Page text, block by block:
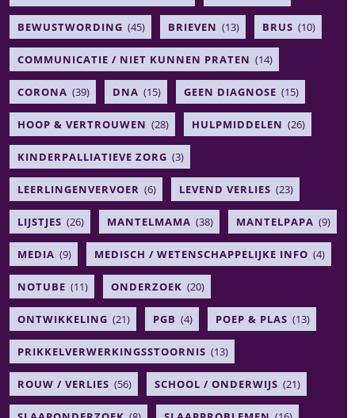
BEWUSTWORDING (45) BRIEVEN (13) BRUS (10)
COMMUNICATIE / NIET KUNNEN PRATEN (14)
CORONA (39) DNA (15) GEEN DIAGNOSE (15)
HOOP & VERTROUWEN (28) HULPMIDDELEN (26)
KINDERPALLIATIEVE ZORG (3)
LEERLINGENVERVOER (6) LEVEND VERLIES (23)
LIJSTJES (26) MANTELMAMA (38) MANTELPAPA (9)
MEDIA (9) MEDISCH / WETENSCHAPPELIJKE INFO (4)
NOTUBE (11) ONDERZOEK (20)
ONTWIKKELING (21) PGB (4) POEP & PLAS (13)
PRIKKELVERWERKINGSSTOORNIS (13)
ROUW / VERLIES (56) SCHOOL / ONDERWIJS (21)